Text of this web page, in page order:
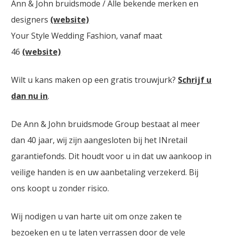
Ann & John bruidsmode / Alle bekende merken en
designers (website)
Your Style Wedding Fashion, vanaf maat
46 (website)
Wilt u kans maken op een gratis trouwjurk? Schrijf u
dan nu in.
De Ann & John bruidsmode Group bestaat al meer
dan 40 jaar, wij zijn aangesloten bij het INretail
garantiefonds. Dit houdt voor u in dat uw aankoop in
veilige handen is en uw aanbetaling verzekerd. Bij
ons koopt u zonder risico.
Wij nodigen u van harte uit om onze zaken te
bezoeken en u te laten verrassen door de vele